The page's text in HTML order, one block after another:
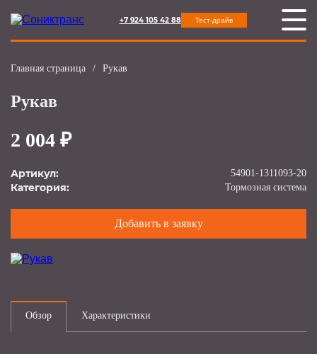
+7 924 105 42 88 Тест-драйв
Главная страница / Рукав
Рукав
2 004 ₽
Артикул: 54901-1311093-20
Категория: Тормозная система
Добавить в заявку
Обзор Характеристики